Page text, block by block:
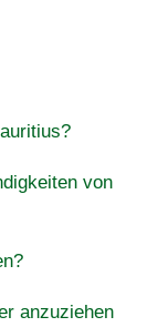
von
anzuziehen